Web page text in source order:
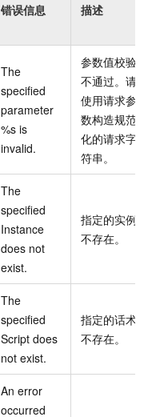
错误信息 描述
The
specified
parameter
%s is
invalid.
参数值校验
不通过。请
使用请求参
数构造规范
化的请求字
符串。
The
specified
Instance
does not
exist.
指定的实例
不存在。
The
specified
Script does
not exist.
指定的话术
不存在。
An error
occurred